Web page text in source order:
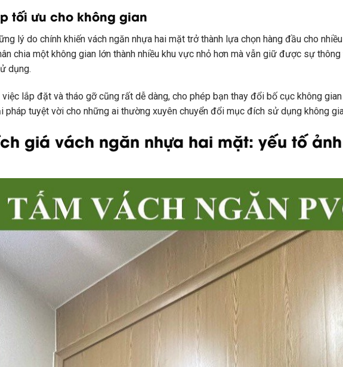
tối ưu cho không gian
lý do chính khiến vách ngăn nhựa hai mặt trở thành lựa chọn hàng đầu cho
chia một không gian lớn thành nhiều khu vực nhỏ hơn mà vẫn giữ được sự
dụng.
việc lắp đặt và tháo gỡ cũng rất dễ dàng, cho phép bạn thay đổi bố cục không
pháp tuyệt vời cho những ai thường xuyên chuyển đổi mục đích sử dụng không
giá vách ngăn nhựa hai mặt: yếu tố